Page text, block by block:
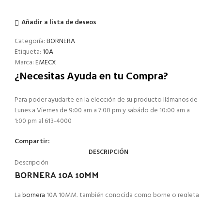
Añadir a lista de deseos
Categoría:BORNERA
Etiqueta:10A
Marca:EMECX
¿Necesitas Ayuda en tu Compra?
Para poder ayudarte en la elección de su producto llámanos de
Lunes a Viernes de 9:00 am a 7:00 pm y sabádo de 10:00 am a
1:00 pm al 613-4000
Compartir:
DESCRIPCIÓN
Descripción
BORNERA 10A 10MM